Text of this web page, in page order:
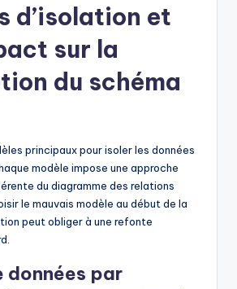
d’isolation et
sur la
du schéma
principaux pour isoler les données
modèle impose une approche
du diagramme des relations
le mauvais modèle au début de la
peut obliger à une refonte
données par